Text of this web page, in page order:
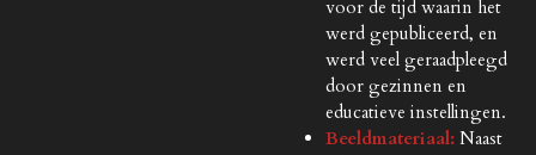
voor de tijd waarin het
werd gepubliceerd, en
werd veel geraadpleegd
door gezinnen en
educatieve instellingen.
Beeldmateriaal:Naast